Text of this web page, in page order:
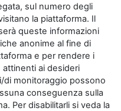
sul numero degli
la piattaforma. Il
queste informazioni
anonime al fine di
e per rendere i
ai desideri
di monitoraggio possono
conseguenza sulla
Per disabilitarli si veda la